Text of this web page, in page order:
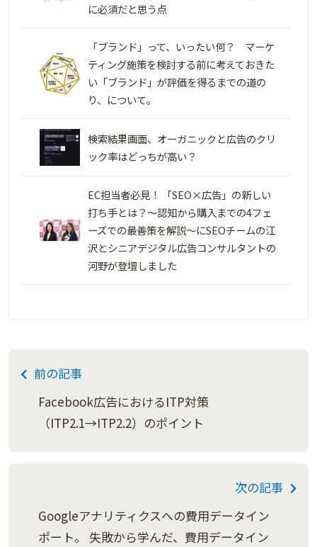
に必須だと思う点
「ブランド」って、いったい何？ マーケ
ティング施策を検討する前に考えておきた
い「ブランド」が評価を得るまでの道の
り、について。
検索結果画面、オーガニックと広告のクリ
ック率はどっちが高い？
EC担当者必見！ 「SEO×広告」の新しい
打ち手とは？～認知から購入までの4フェ
ーズでの最善策を解説～にSEOチームの江
沢とシニアデジタル広告コンサルタントの
河野が登壇しました
前の記事
Facebook広告におけるITP対策
（ITP2.1→ITP2.2）のポイント
次の記事
Googleアナリティクスへの費用データイン
ポート。 失敗から学んだ、費用データイン